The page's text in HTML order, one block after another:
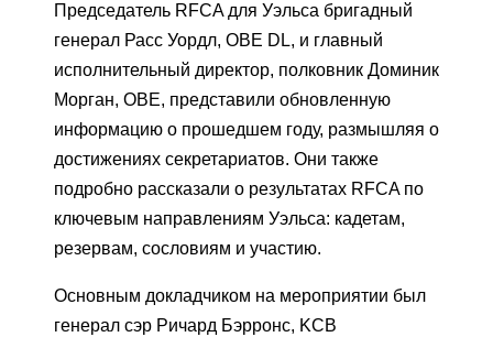
Председатель RFCA для Уэльса бригадный
генерал Расс Уордл, OBE DL, и главный
исполнительный директор, полковник Доминик
Морган, OBE, представили обновленную
информацию о прошедшем году, размышляя о
достижениях секретариатов. Они также
подробно рассказали о результатах RFCA по
ключевым направлениям Уэльса: кадетам,
резервам, сословиям и участию.
Основным докладчиком на мероприятии был
генерал сэр Ричард Бэрронс, KCB